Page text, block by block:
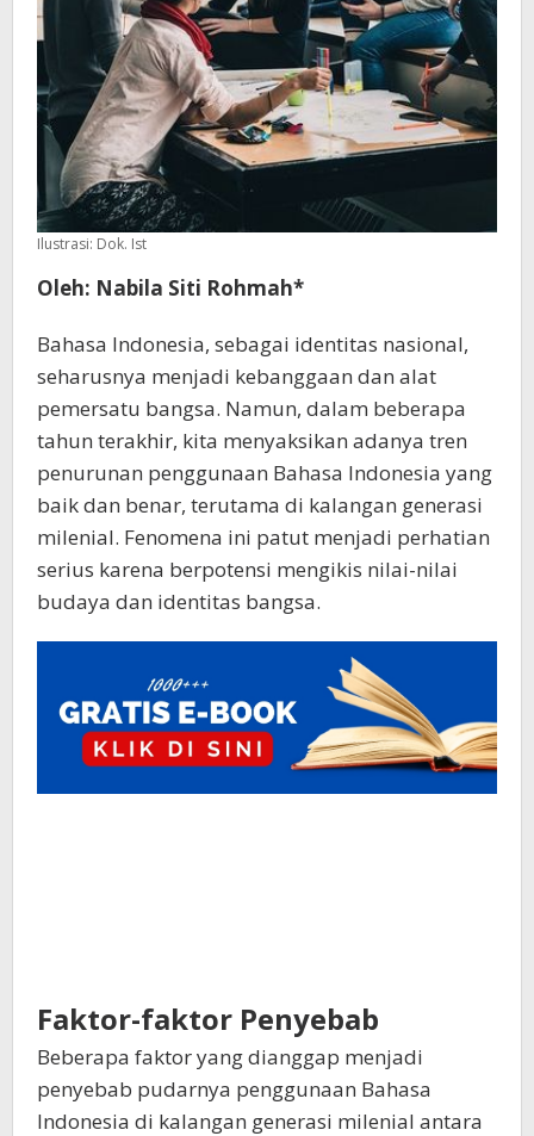
Ilustrasi: Dok. Ist
Oleh: Nabila Siti Rohmah*
Bahasa Indonesia, sebagai identitas nasional,
seharusnya menjadi kebanggaan dan alat
pemersatu bangsa. Namun, dalam beberapa
tahun terakhir, kita menyaksikan adanya tren
penurunan penggunaan Bahasa Indonesia yang
baik dan benar, terutama di kalangan generasi
milenial. Fenomena ini patut menjadi perhatian
serius karena berpotensi mengikis nilai-nilai
budaya dan identitas bangsa.
Faktor-faktor Penyebab
Beberapa faktor yang dianggap menjadi
penyebab pudarnya penggunaan Bahasa
Indonesia di kalangan generasi milenial antara